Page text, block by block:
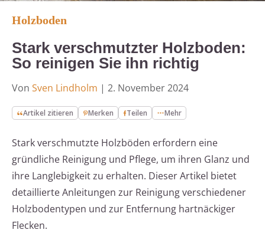
Holzboden
Stark verschmutzter Holzboden:
So reinigen Sie ihn richtig
Von Sven Lindholm | 2. November 2024
Artikel zitieren Merken Teilen Mehr
Stark verschmutzte Holzböden erfordern eine
gründliche Reinigung und Pflege, um ihren Glanz und
ihre Langlebigkeit zu erhalten. Dieser Artikel bietet
detaillierte Anleitungen zur Reinigung verschiedener
Holzbodentypen und zur Entfernung hartnäckiger
Flecken.